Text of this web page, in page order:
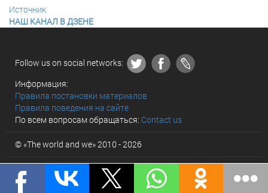
Источник
НАШ КАНАЛ В ДЗЕНЕ
Follow us on social networks:
Информация:
Правила постановки материалов
Правила поведения на сайте
По всем вопросам обращаться: Contact us
© «The world and we» 2010 - 2026